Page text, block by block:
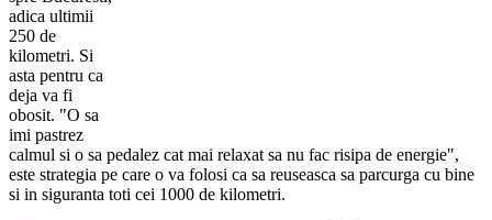
adica ultimii
250 de
kilometri. Si
asta pentru ca
deja va fi
obosit. "O sa
imi pastrez
calmul si o sa pedalez cat mai relaxat sa nu fac risipa de energie",
este strategia pe care o va folosi ca sa reuseasca sa parcurga cu bine
si in siguranta toti cei 1000 de kilometri.